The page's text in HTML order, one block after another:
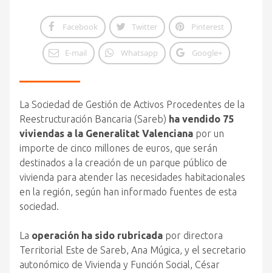
Facebook Twitter Pinterest
E-mail Whatsapp Google+
La Sociedad de Gestión de Activos Procedentes de la
Reestructuración Bancaria (Sareb) ha vendido 75
viviendas a la Generalitat Valenciana por un
importe de cinco millones de euros, que serán
destinados a la creación de un parque público de
vivienda para atender las necesidades habitacionales
en la región, según han informado fuentes de esta
sociedad.
La operación ha sido rubricada por directora
Territorial Este de Sareb, Ana Múgica, y el secretario
autonómico de Vivienda y Función Social, César